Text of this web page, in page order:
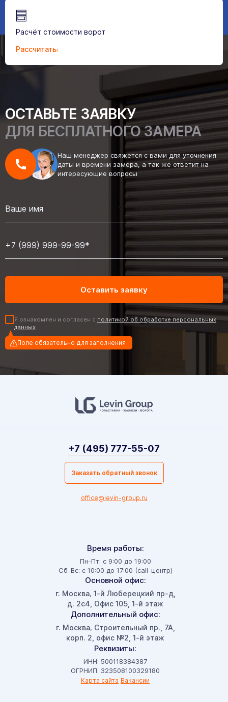
Расчёт стоимости ворот
Рассчитать
ОСТАВЬТЕ ЗАЯВКУ
ДЛЯ БЕСПЛАТНОГО ЗАМЕРА
Наш менеджер свяжется с вами для уточнения
даты и времени замера, а так же ответит на
интересующие вопросы
Я ознакомлен и согласен с политикой об обработке персональных
данных
Поле обязательно для заполнения
Время работы:
Пн-Пт: с 9:00 до 19:00
Сб-Вс: с 10:00 до 17:00 (call-центр)
Основной офис:
г. Москва, 1-й Люберецкий пр-д,
д. 2с4, Офис 105, 1-й этаж
Дополнительный офис:
г. Москва, Строительный пр., 7А,
корп. 2, офис №2, 1-й этаж
Реквизиты:
ИНН: 500118384387
ОГРНИП: 323508100329180
Карта сайта Вакансии
+7 (495) 777-55-07
Заказать обратный звонок
office@levin-group.ru